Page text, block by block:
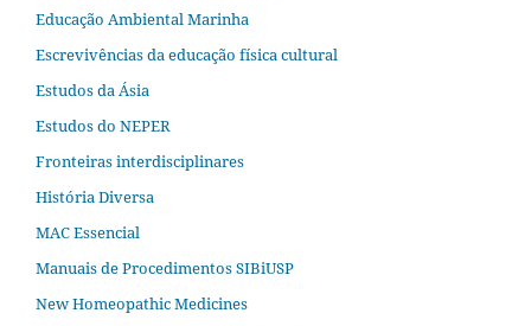
Educação Ambiental Marinha
Escrevivências da educação física cultural
Estudos da Ásia​
Estudos do NEPER
Fronteiras interdisciplinares
História Diversa
MAC Essencial
Manuais de Procedimentos SIBiUSP
New Homeopathic Medicines